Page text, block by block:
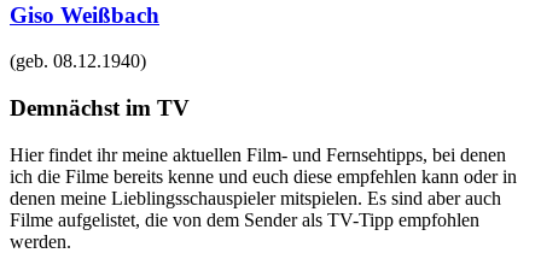
Giso Weißbach
(geb. 08.12.1940)
Demnächst im TV
Hier findet ihr meine aktuellen Film- und Fernsehtipps, bei denen
ich die Filme bereits kenne und euch diese empfehlen kann oder in
denen meine Lieblingsschauspieler mitspielen. Es sind aber auch
Filme aufgelistet, die von dem Sender als TV-Tipp empfohlen
werden.